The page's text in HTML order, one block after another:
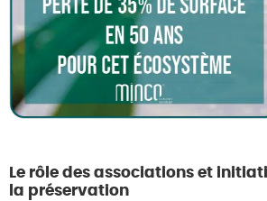
Le rôle des associations et
la préservation